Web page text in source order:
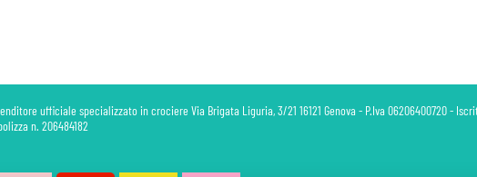
ufficiale specializzato in crociere Via Brigata Liguria, 3/21 16121 Genova - P.Iva 06206400720 -
n. 206484182